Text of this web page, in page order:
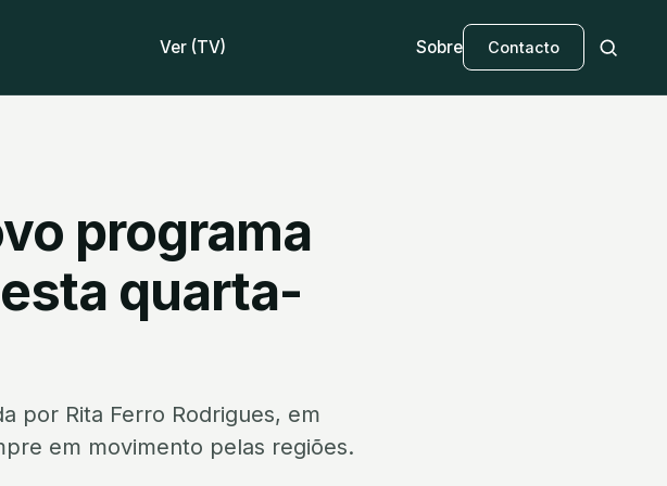
Ver (TV) Sobre Contacto
programa
quarta-
por Rita Ferro Rodrigues, em
em movimento pelas regiões.